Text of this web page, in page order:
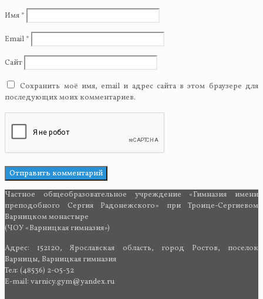
Имя *
Email *
Сайт
Сохранить моё имя, email и адрес сайта в этом браузере для
последующих моих комментариев.
Частное общеобразовательное учреждение «Гимназия имени
преподобного Сергия Радонежского» при Троице-Сергиевом
Варницком монастыре
(ЧОУ «Варницкая гимназия»)
Адрес: 152120, Ярославская область, город Ростов, поселок
Варницы, Варницкая гимназия
Тел: (48536) 2-05-32
E-mail: varnicy.gym@yandex.ru